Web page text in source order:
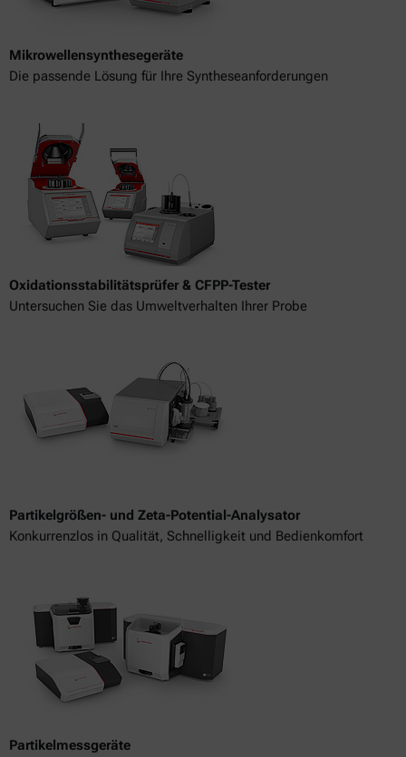
Mikrowellensynthesegeräte
Die passende Lösung für Ihre Syntheseanforderungen
Oxidationsstabilitätsprüfer & CFPP-Tester
Untersuchen Sie das Umweltverhalten Ihrer Probe
Partikelgrößen- und Zeta-Potential-Analysator
Konkurrenzlos in Qualität, Schnelligkeit und Bedienkomfort
Partikelmessgeräte